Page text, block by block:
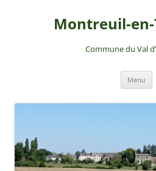
Montreuil-
Commune du Val
Menu